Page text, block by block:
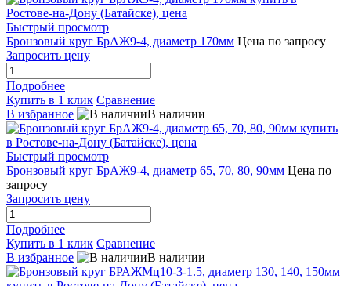
Быстрый просмотр
Бронзовый круг БрАЖ9-4, диаметр 170мм Цена по запросу
Запросить цену
Подробнее
Купить в 1 клик Сравнение
В избранное
В наличии
Быстрый просмотр
Бронзовый круг БрАЖ9-4, диаметр 65, 70, 80, 90мм Цена по
запросу
Запросить цену
Подробнее
Купить в 1 клик Сравнение
В избранное
В наличии